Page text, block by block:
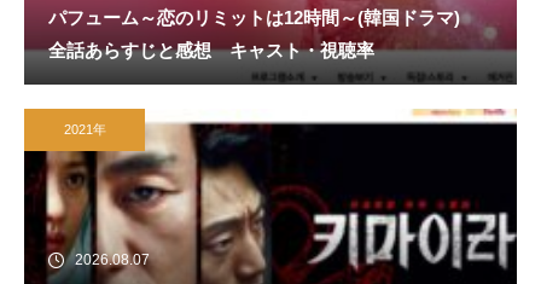
パフューム～恋のリミットは12時間～(韓国ドラマ)
全話あらすじと感想 キャスト・視聴率
2021年
2026.08.07